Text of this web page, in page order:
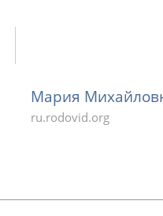
Мария
ru.rodovid.org